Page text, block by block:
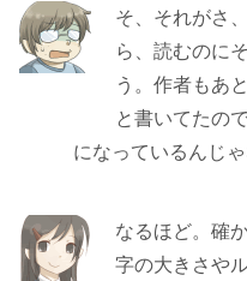
そ、それがさ
ら、読むのに
う。作者もあ
と書いてたの
になっているんじゃ
なるほど。確
字の大きさや